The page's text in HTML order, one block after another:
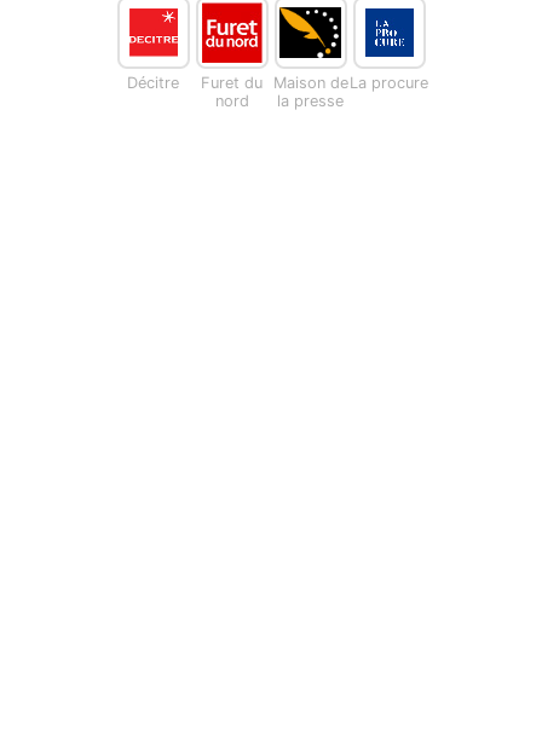
Décitre
Furet du
nord
Maison de
la presse
La procure